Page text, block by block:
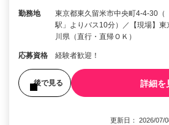
勤務地
東京都東久留米市中央町4-4-30（
駅」よりバス10分）／【現場】
川県（直行・直帰ＯＫ）
応募資格 経験者歓迎！
後で見る 詳細を
更新日： 2026/